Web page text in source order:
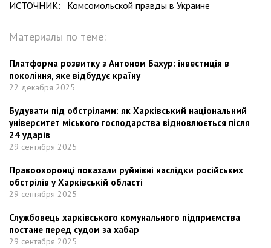
ИСТОЧНИК: Комсомольской правды в Украине
Материалы по теме:
Платформа розвитку з Антоном Бахур: інвестиція в
покоління, яке відбудує країну
22 декабря 2025
Будувати під обстрілами: як Харківський національний
університет міського господарства відновлюється після
24 ударів
29 сентября 2025
Правоохоронці показали руйнівні наслідки російських
обстрілів у Харківській області
29 сентября 2025
Службовець харківського комунального підприємства
постане перед судом за хабар
29 сентября 2025